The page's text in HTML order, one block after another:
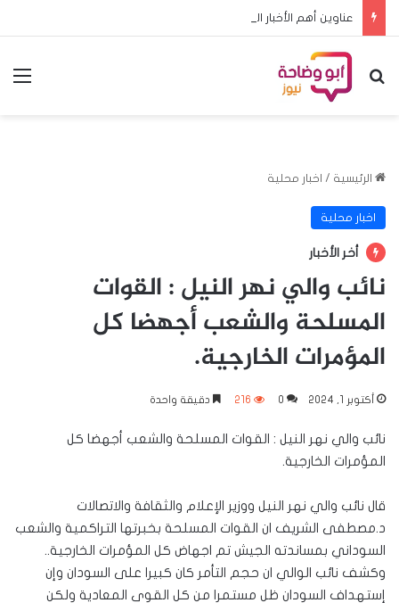
عناوين أهم الأخبار اليوم السبت ٨ اغسطس ٢٠٢٦م
بحث عن
الرئيسية / اخبار محلية
اخبار محلية
أخر الأخبار
نائب والي نهر النيل : القوات
المسلحة والشعب أجهضا كل
المؤمرات الخارجية.
أكتوبر 1, 2024 0
216 دقيقة واحدة
نائب والي نهر النيل : القوات المسلحة والشعب أجهضا كل
المؤمرات الخارجية.
قال نائب والي نهر النيل ووزير الإعلام والثقافة والاتصالات
د.مصطفى الشريف ان القوات المسلحة بخبرتها التراكمية والشعب
السوداني بمساندته الجيش تم اجهاض كل المؤمرات الخارجية..
وكشف نائب الوالي ان حجم التأمر كان كبيرا على السودان وإن
إستهداف السودان ظل مستمرا من كل القوى المعادية ولكن